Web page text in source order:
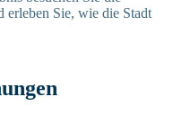
erleben Sie, wie die Stadt